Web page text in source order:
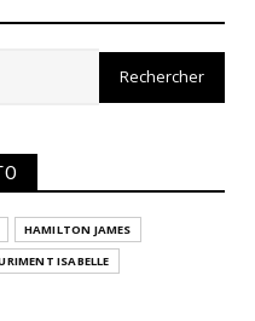
HAMILTON JAMES
ISABELLE